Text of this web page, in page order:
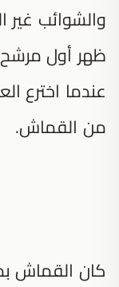
ظهر أول مرشح
عندما اخترع
من القماش.
كان القماش